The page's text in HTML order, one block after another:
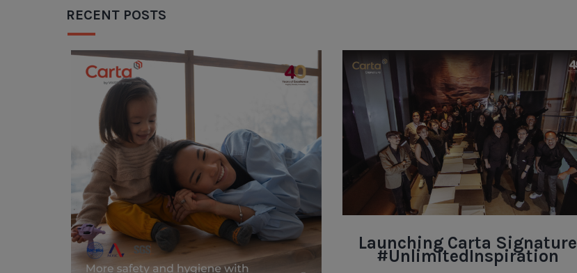
RECENT POSTS
Launching Carta Signature
#UnlimitedInspiration